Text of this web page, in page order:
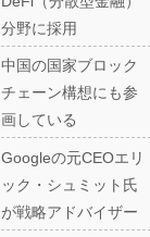
分野に採用
中国の国家ブロック
チェーン構想にも参
画している
Googleの元CEOエリ
ック・シュミット氏
が戦略アドバイザー